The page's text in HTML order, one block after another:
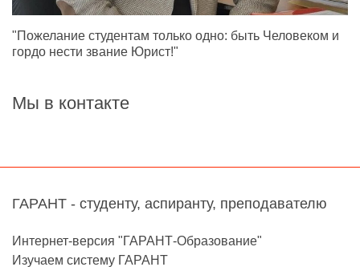
"Пожелание студентам только одно: быть Человеком и
гордо нести звание Юрист!"
Мы в контакте
ГАРАНТ - студенту, аспиранту, преподавателю
Интернет-версия "ГАРАНТ-Образование"
Изучаем систему ГАРАНТ